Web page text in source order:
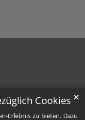
Cookies
Erlebnis zu bieten. Dazu
✕